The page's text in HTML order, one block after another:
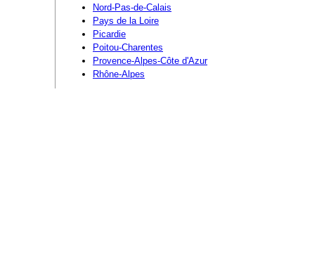
Nord-Pas-de-Calais
Pays de la Loire
Picardie
Poitou-Charentes
Provence-Alpes-Côte d'Azur
Rhône-Alpes